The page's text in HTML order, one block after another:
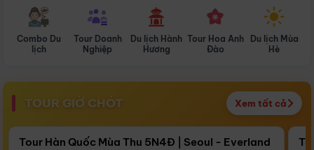
Combo Du
lịch
Tour Doanh
Nghiệp
Du lịch Hành
Hương
Tour Hoa Anh
Đào
Du lịch Mùa
Hè
TOUR GIỜ CHÓT Xem tất cả
Còn17 ngày 07:02:05
Điểm nổi bật
Tour Hàn Quốc Mùa Thu 5N4Đ | Seoul - Everland